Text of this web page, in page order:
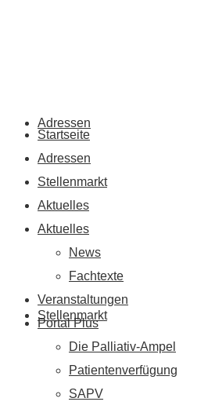
Adressen
Stellenmarkt
Startseite
Adressen
Stellenmarkt
Aktuelles
Aktuelles
News
Fachtexte
Veranstaltungen
Portal Plus
Die Palliativ-Ampel
Patientenverfügung
SAPV